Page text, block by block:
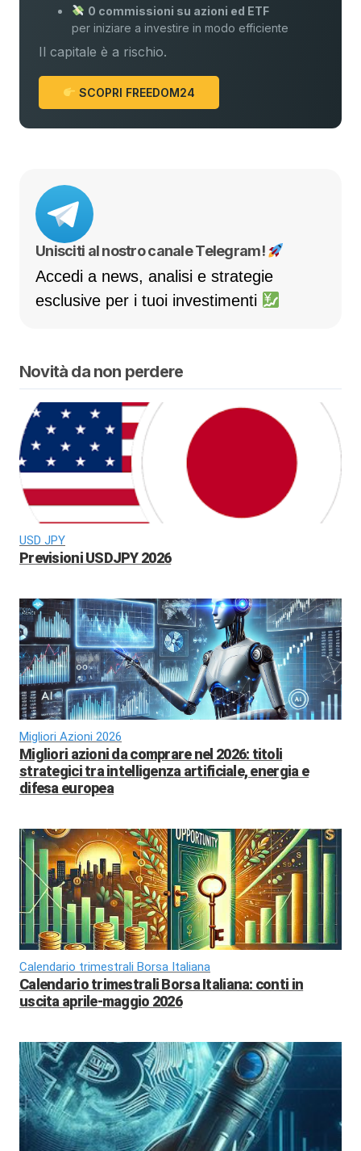
0 commissioni su azioni ed ETF
per iniziare a investire in modo efficiente
Il capitale è a rischio.
SCOPRI FREEDOM24
Unisciti al nostro canale Telegram!
Accedi a news, analisi e strategie
esclusive per i tuoi investimenti
Novità da non perdere
USD JPY
Previsioni USDJPY 2026
Migliori Azioni 2026
Migliori azioni da comprare nel 2026: titoli
strategici tra intelligenza artificiale, energia e
difesa europea
Calendario trimestrali Borsa Italiana
Calendario trimestrali Borsa Italiana: conti in
uscita aprile-maggio 2026